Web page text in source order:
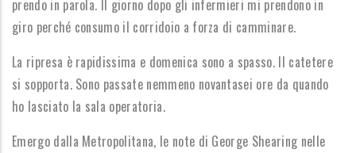
prendo in parola. Il giorno dopo gli infermieri mi prendono in
giro perché consumo il corridoio a forza di camminare.
La ripresa è rapidissima e domenica sono a spasso. Il catetere
si sopporta. Sono passate nemmeno novantasei ore da quando
ho lasciato la sala operatoria.
Emergo dalla Metropolitana, le note di George Shearing nelle